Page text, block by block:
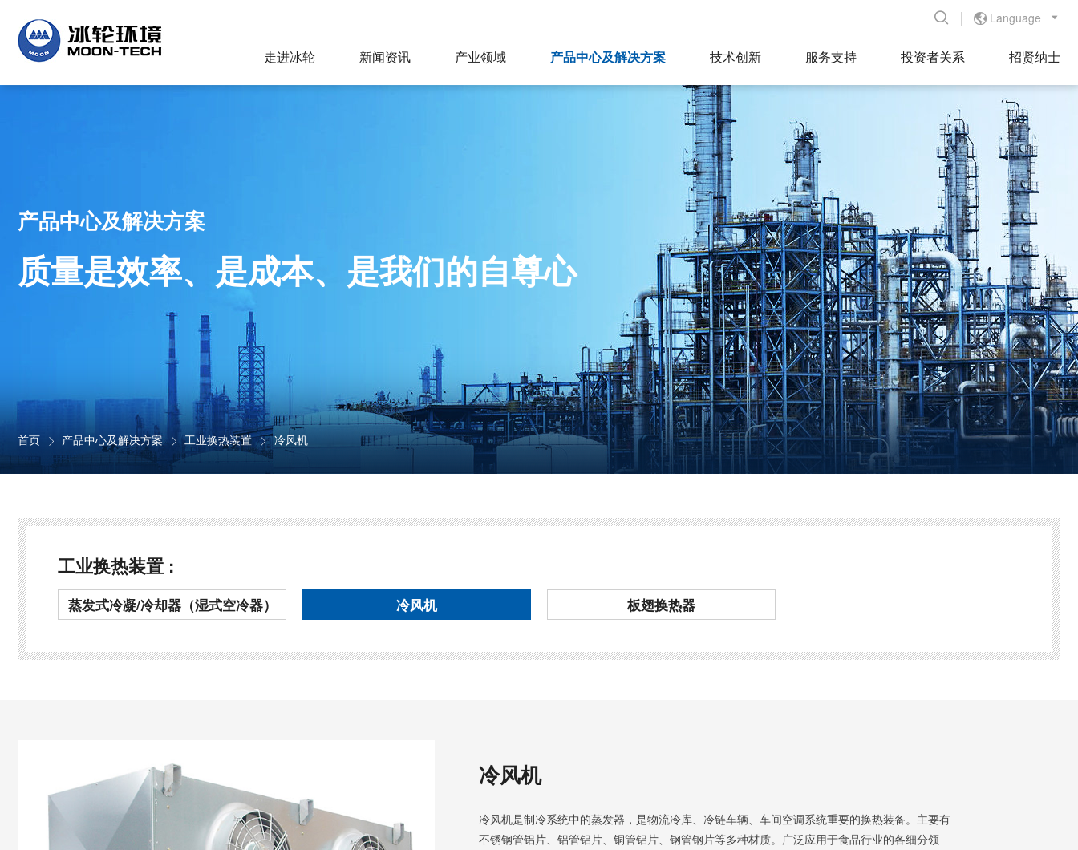
Language 

走进冰轮 新闻资讯 产业领域 产品中心及解决方案 技术创新 服务支持 投资者关系 招贤纳士
产品中心及解决方案
质量是效率、是成本、是我们的自尊心
首页  产品中心及解决方案  工业换热装置  冷风机
工业换热装置 :
蒸发式冷凝/冷却器（湿式空冷器） 冷风机 板翅换热器
冷风机
冷风机是制冷系统中的蒸发器，是物流冷库、冷链车辆、车间空调系统重要的换热装备。主要有
不锈钢管铝片、铝管铝片、铜管铝片、钢管钢片等多种材质。广泛应用于食品行业的各细分领